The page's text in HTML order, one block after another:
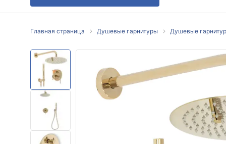
Душевые двери
Душевые поддоны
Линейные трапы для душа
Главная страница Душевые гарнитуры Душевые